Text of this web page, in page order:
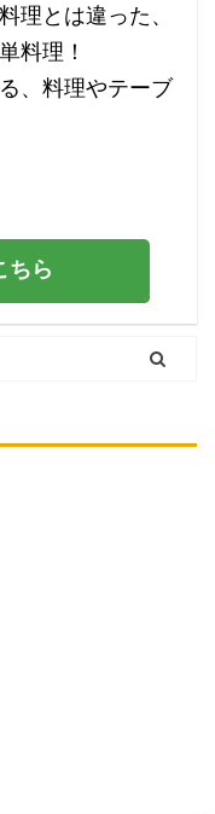
理とは違った、
料理！
、料理やテーブ
ちら